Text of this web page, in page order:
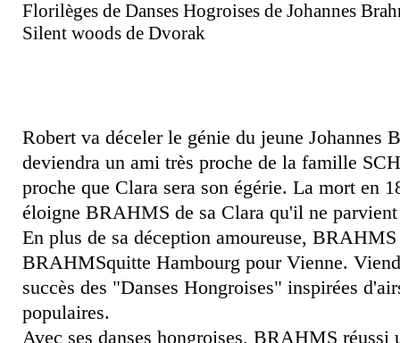
Florilèges de Danses Hogroises de Johannes
Silent woods de Dvorak
Robert va déceler le génie du jeune Johannes
deviendra un ami très proche de la famille
proche que Clara sera son égérie. La mort en
éloigne BRAHMS de sa Clara qu'il ne parvient
En plus de sa déception amoureuse,
BRAHMSquitte Hambourg pour Vienne.
succès des "Danses Hongroises" inspirées
populaires.
Avec ses danses hongroises, BRAHMS réussi